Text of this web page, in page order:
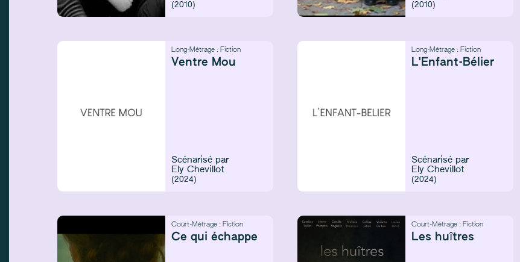
(2010) (2010)
Long-Métrage : Fiction
Ventre Mou
Scénarisé par
Ely Chevillot
(2024)
Long-Métrage : Fiction
L'Enfant-Bélier
Scénarisé par
Ely Chevillot
(2024)
Court-Métrage : Fiction
Ce qui échappe
Court-Métrage : Fiction
Les huîtres